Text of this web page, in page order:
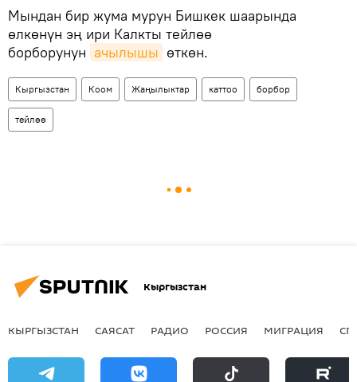
Мындан бир жума мурун Бишкек шаарында
өлкөнүн эң ири Калкты тейлөө
борборунун ачылышы өткөн.
Кыргызстан Коом Жаңылыктар каттоо борбор
тейлөө
Кыргызстан
КЫРГЫЗСТАН САЯСАТ РАДИО РОССИЯ МИГРАЦИЯ